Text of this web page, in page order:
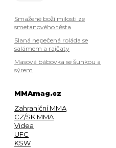
Smažené boží milosti ze
smetanového těsta
Slaná nepečená roláda se
salámem a rajčaty
Masová bábovka se šunkou a
sýrem
MMAmag.cz
Zahraniční MMA
CZ/SK MMA
Videa
UFC
KSW